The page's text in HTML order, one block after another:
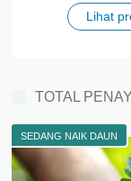
Lihat
TOTAL
SEDANG NAIK DAUN